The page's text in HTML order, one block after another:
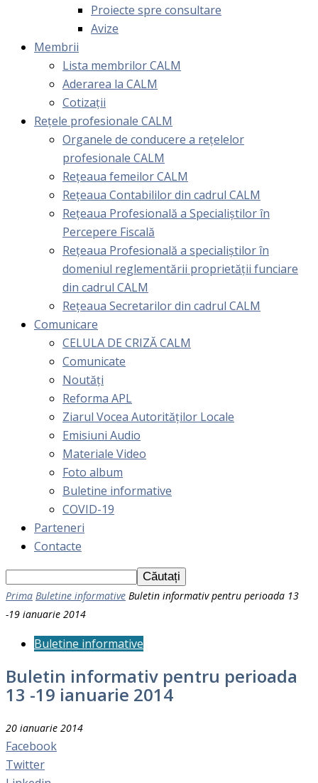
Proiecte spre consultare
Avize
Membrii
Lista membrilor CALM
Aderarea la CALM
Cotizaţii
Rețele profesionale CALM
Organele de conducere a rețelelor
profesionale CALM
Rețeaua femeilor CALM
Rețeaua Contabililor din cadrul CALM
Rețeaua Profesională a Specialiștilor în
Percepere Fiscală
Reţeaua Profesională a specialiştilor în
domeniul reglementării proprietăţii funciare
din cadrul CALM
Rețeaua Secretarilor din cadrul CALM
Comunicare
CELULA DE CRIZĂ CALM
Comunicate
Noutăți
Reforma APL
Ziarul Vocea Autorităților Locale
Emisiuni Audio
Materiale Video
Foto album
Buletine informative
COVID-19
Parteneri
Contacte
Prima Buletine informative Buletin informativ pentru perioada 13
-19 ianuarie 2014
Buletine informative
Buletin informativ pentru perioada
13 -19 ianuarie 2014
20 ianuarie 2014
Facebook
Twitter